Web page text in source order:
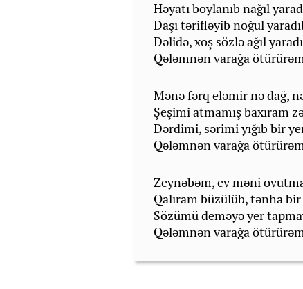
Hәyatı boylanıb nağıl
Daşı tәriflәyib noğul
Dәlidә, xoş sözlә ağıl
Qәlәmnәn varağa
Mәnә fәrq elәmir nә dağ,
Şeşimi atmamış baxıram
Dәrdimi, sәrimi yığıb bir
Qәlәmnәn varağa
Zeynәbәm, ev mәni
Qalıram büzülüb, tәnha
Sözümü demәyә yer
Qәlәmnәn varağa